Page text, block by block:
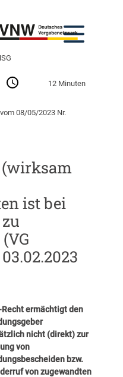
12 Minuten
08/05/2023 Nr.
(wirksam
ist bei
Recht ermächtigt den
nicht (direkt) zur
von
bzw.
von zugewandten